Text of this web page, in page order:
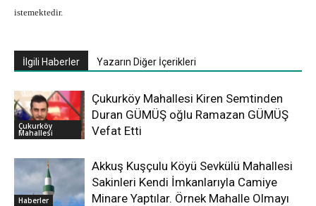
istemektedir.
İlgili Haberler Yazarın Diğer İçerikleri
Çukurköy
Mahallesi
Çukurköy Mahallesi Kiren Semtinden
Duran GÜMÜŞ oğlu Ramazan GÜMÜŞ
Vefat Etti
Haberler
Akkuş Kuşçulu Köyü Sevkülü Mahallesi
Sakinleri Kendi İmkanlarıyla Camiye
Minare Yaptılar. Örnek Mahalle Olmayı